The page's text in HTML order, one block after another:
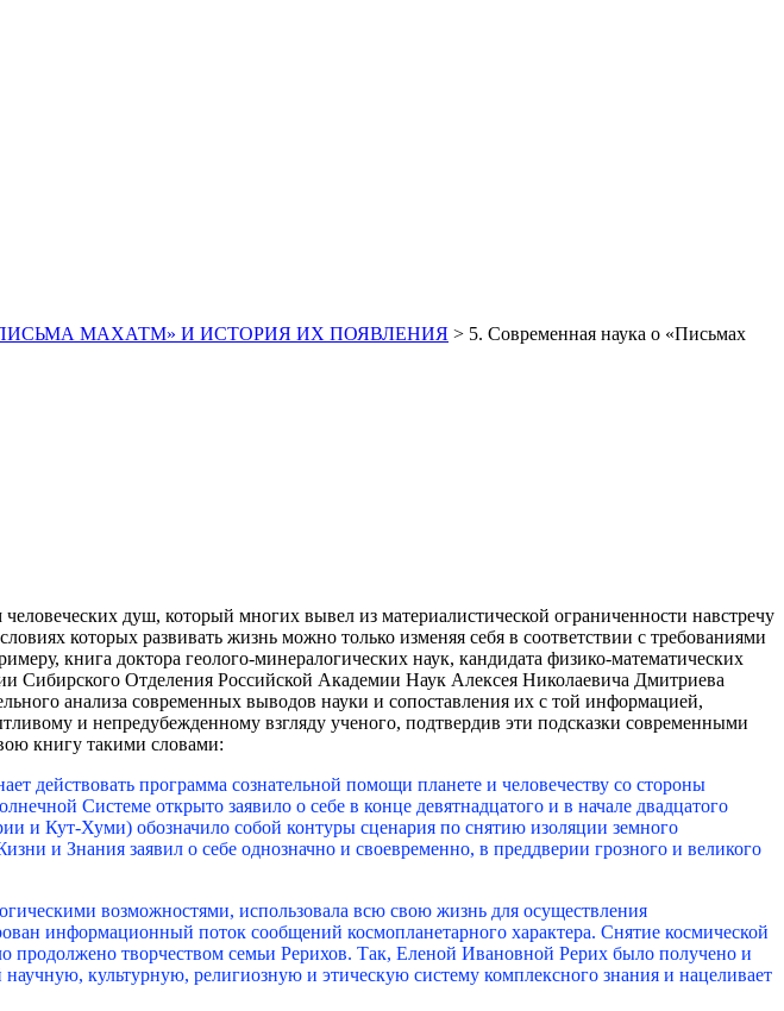
МАХАТМ» И ИСТОРИЯ ИХ ПОЯВЛЕНИЯ > 5. Современная наука о «Письмах
душ, который многих вывел из материалистической ограниченности навстречу
которых развивать жизнь можно только изменяя себя в соответствии с требованиями
книга доктора геолого-минералогических наук, кандидата физико-математических
Сибирского Отделения Российской Академии Наук Алексея Николаевича Дмитриева
анализа современных выводов науки и сопоставления их с той информацией,
и непредубежденному взгляду ученого, подтвердив эти подсказки современными
книгу такими словами:
действовать программа сознательной помощи планете и человечеству со стороны
Системе открыто заявило о себе в конце девятнадцатого и в начале двадцатого
и Кут-Хуми) обозначило собой контуры сценария по снятию изоляции земного
и Знания заявил о себе однозначно и своевременно, в преддверии грозного и великого
возможностями, использовала всю свою жизнь для осуществления
информационный поток сообщений космопланетарного характера. Снятие космической
творчеством семьи Рерихов. Так, Еленой Ивановной Рерих было получено и
культурную, религиозную и этическую систему комплексного знания и нацеливает